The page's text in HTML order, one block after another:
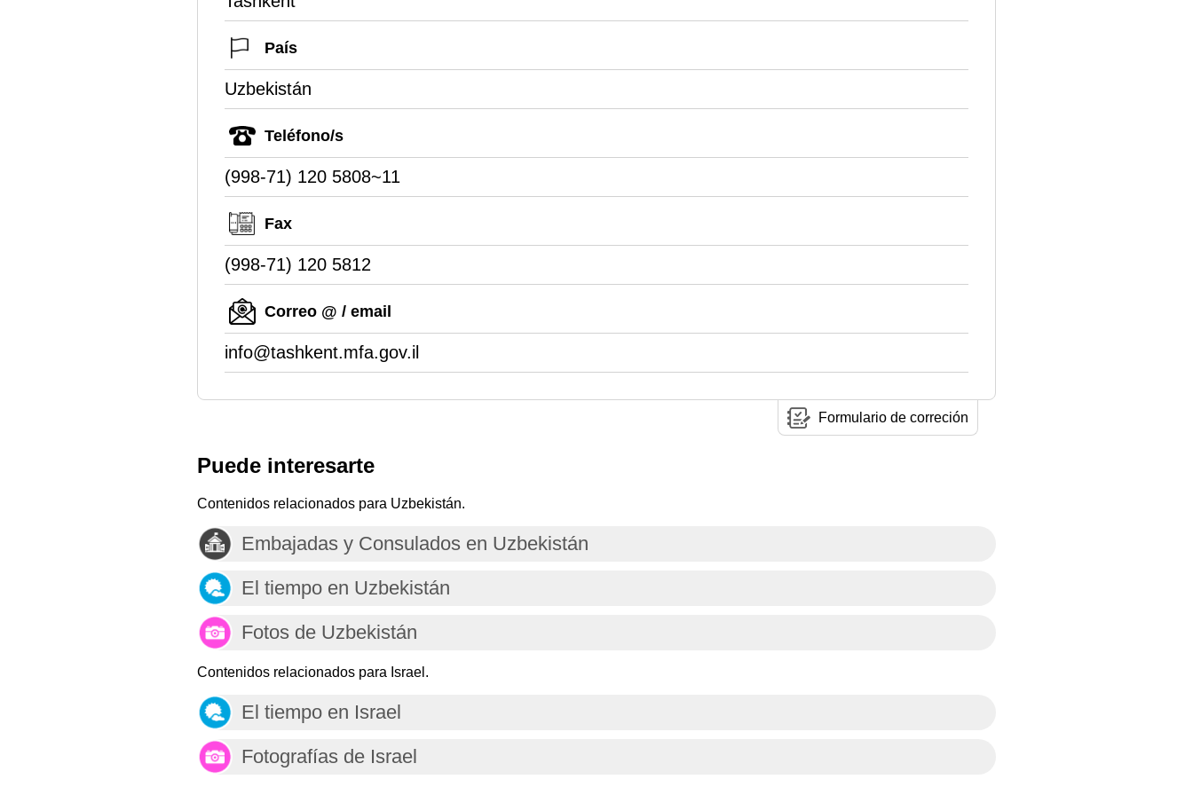
País
Uzbekistán
Teléfono/s
(998-71) 120 5808~11
Fax
(998-71) 120 5812
Correo @ / email
info@tashkent.mfa.gov.il
Formulario de correción
Puede interesarte
Contenidos relacionados para Uzbekistán.
Embajadas y Consulados en Uzbekistán
El tiempo en Uzbekistán
Fotos de Uzbekistán
Contenidos relacionados para Israel.
El tiempo en Israel
Fotografías de Israel